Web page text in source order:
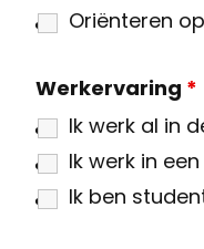
Oriënteren
Werkervaring *
Ik werk al in
Ik werk in
Ik ben